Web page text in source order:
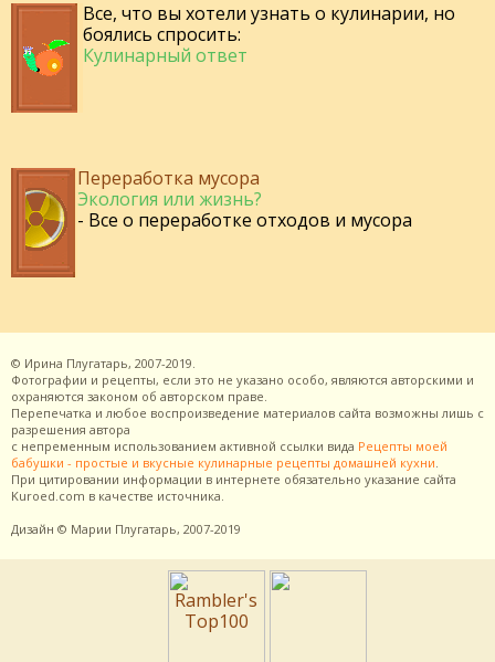
Все, что вы хотели узнать о кулинарии, но
боялись спросить:
Кулинарный ответ
Переработка мусора
Экология или жизнь?
- Все о переработке отходов и мусора
© Ирина Плугатарь, 2007-2019.
Фотографии и рецепты, если это не указано особо, являются авторскими и
охраняются законом об авторском праве.
Перепечатка и любое воспроизведение материалов сайта возможны лишь с
разрешения автора
с непременным использованием активной ссылки вида Рецепты моей
бабушки - простые и вкусные кулинарные рецепты домашней кухни.
При цитировании информации в интернете обязательно указание сайта
Kuroed.com в качестве источника.
Дизайн © Марии Плугатарь, 2007-2019